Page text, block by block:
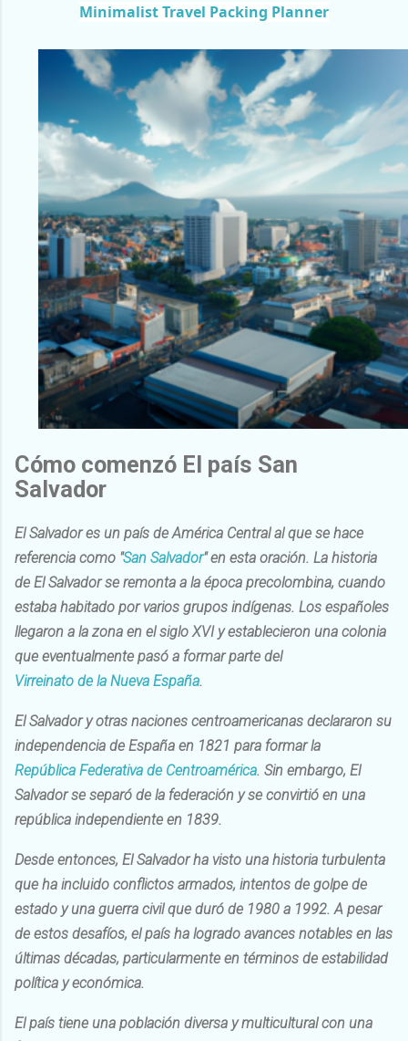
Minimalist Travel Packing Planner
Cómo comenzó El país San
Salvador
El Salvador es un país de América Central al que se hace
referencia como "San Salvador" en esta oración. La historia
de El Salvador se remonta a la época precolombina, cuando
estaba habitado por varios grupos indígenas. Los españoles
llegaron a la zona en el siglo XVI y establecieron una colonia
que eventualmente pasó a formar parte del
Virreinato de la Nueva España.
El Salvador y otras naciones centroamericanas declararon su
independencia de España en 1821 para formar la
República Federativa de Centroamérica. Sin embargo, El
Salvador se separó de la federación y se convirtió en una
república independiente en 1839.
Desde entonces, El Salvador ha visto una historia turbulenta
que ha incluido conflictos armados, intentos de golpe de
estado y una guerra civil que duró de 1980 a 1992. A pesar
de estos desafíos, el país ha logrado avances notables en las
últimas décadas, particularmente en términos de estabilidad
política y económica.
El país tiene una población diversa y multicultural con una